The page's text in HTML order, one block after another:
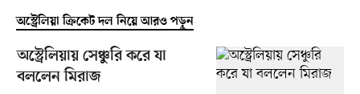
অস্ট্রেলিয়া ক্রিকেট দল নিয়ে আরও পড়ুন
অস্ট্রেলিয়ায় সেঞ্চুরি করে যা
বললেন মিরাজ